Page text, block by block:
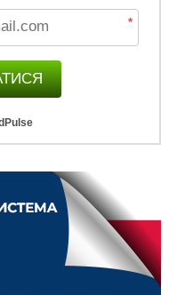
Прибалтики, які вже в
споживання
їхніх економік.
тому нині Україна,
агресії, продовжує
підсилює її військовий та
І не лише тому, що їй
що самій тоді
палива для задоволення
звичного способу
про те, чому 24 лютого не
*